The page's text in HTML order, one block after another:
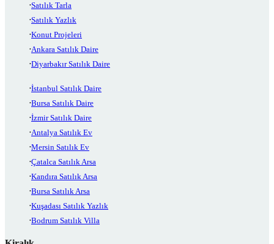
Satılık Tarla
Satılık Yazlık
Konut Projeleri
Ankara Satılık Daire
Diyarbakır Satılık Daire
İstanbul Satılık Daire
Bursa Satılık Daire
İzmir Satılık Daire
Antalya Satılık Ev
Mersin Satılık Ev
Çatalca Satılık Arsa
Kandıra Satılık Arsa
Bursa Satılık Arsa
Kuşadası Satılık Yazlık
Bodrum Satılık Villa